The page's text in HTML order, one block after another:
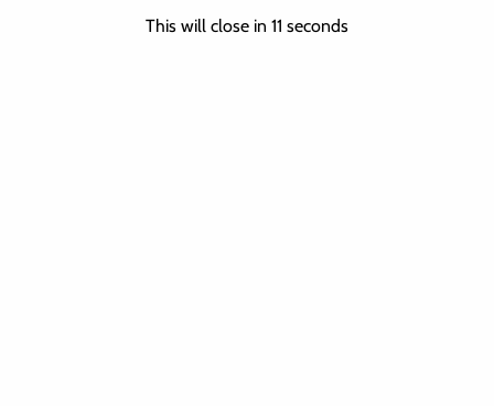
May 14, 2025This will close in 10 seconds